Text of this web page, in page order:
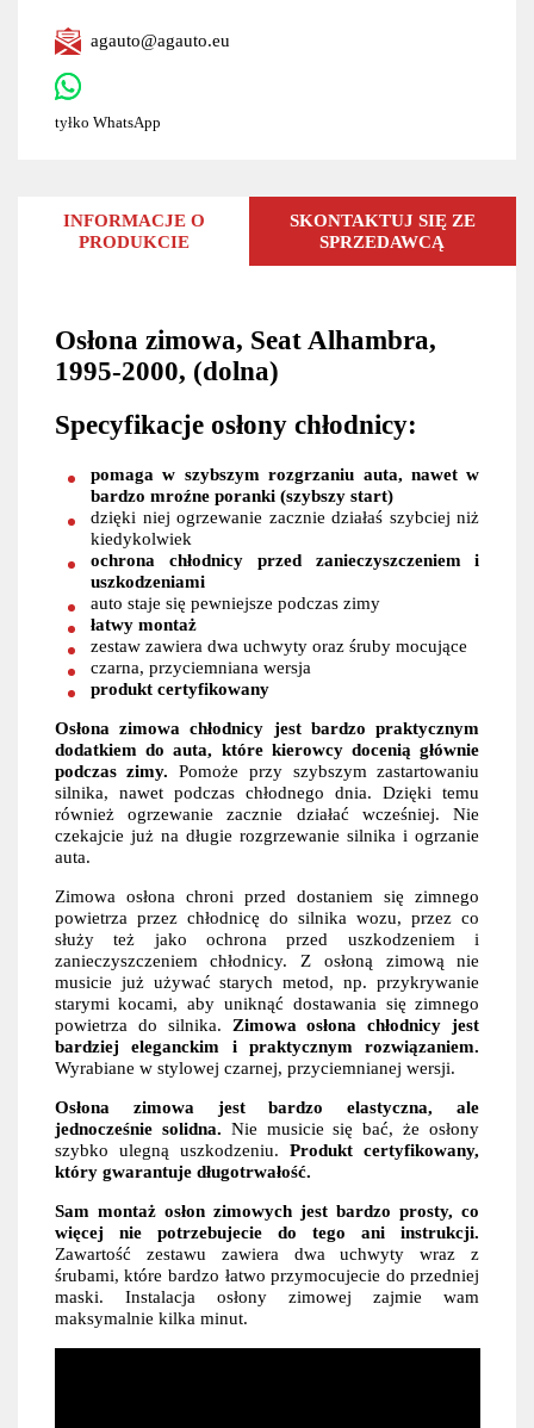
agauto@agauto.eu
tyłko WhatsApp
INFORMACJE O
PRODUKCIE
SKONTAKTUJ SIĘ ZE
SPRZEDAWCĄ
Osłona zimowa, Seat Alhambra,
1995-2000, (dolna)
Specyfikacje osłony chłodnicy:
pomaga w szybszym rozgrzaniu auta, nawet w
bardzo mroźne poranki (szybszy start)
dzięki niej ogrzewanie zacznie działaś szybciej niż
kiedykolwiek
ochrona chłodnicy przed zanieczyszczeniem i
uszkodzeniami
auto staje się pewniejsze podczas zimy
łatwy montaż
zestaw zawiera dwa uchwyty oraz śruby mocujące
czarna, przyciemniana wersja
produkt certyfikowany
Osłona zimowa chłodnicy jest bardzo praktycznym
dodatkiem do auta, które kierowcy docenią głównie
podczas zimy. Pomoże przy szybszym zastartowaniu
silnika, nawet podczas chłodnego dnia. Dzięki temu
również ogrzewanie zacznie działać wcześniej. Nie
czekajcie już na długie rozgrzewanie silnika i ogrzanie
auta.
Zimowa osłona chroni przed dostaniem się zimnego
powietrza przez chłodnicę do silnika wozu, przez co
służy też jako ochrona przed uszkodzeniem i
zanieczyszczeniem chłodnicy. Z osłoną zimową nie
musicie już używać starych metod, np. przykrywanie
starymi kocami, aby uniknąć dostawania się zimnego
powietrza do silnika. Zimowa osłona chłodnicy jest
bardziej eleganckim i praktycznym rozwiązaniem.
Wyrabiane w stylowej czarnej, przyciemnianej wersji.
Osłona zimowa jest bardzo elastyczna, ale
jednocześnie solidna. Nie musicie się bać, że osłony
szybko ulegną uszkodzeniu.Produkt certyfikowany,
który gwarantuje długotrwałość.
Sam montaż osłon zimowych jest bardzo prosty, co
więcej nie potrzebujecie do tego ani instrukcji.
Zawartość zestawu zawiera dwa uchwyty wraz z
śrubami, które bardzo łatwo przymocujecie do przedniej
maski. Instalacja osłony zimowej zajmie wam
maksymalnie kilka minut.